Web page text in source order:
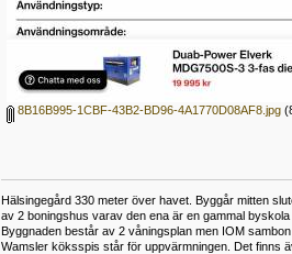
8B16B995-1CBF-43B2-BD96-4A1770D08AF8.jpg
Hälsingegård 330 meter över havet. Byggår mitten
av 2 boningshus varav den ena är en gammal
Byggnaden består av 2 våningsplan men IOM
Wamsler köksspis står för uppvärmningen. Det finns